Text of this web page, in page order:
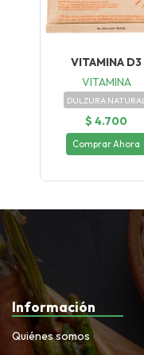
VITAMINA D3
VITAMINA
DULZURA NATURAL
$ 4.700
Comprar Ahora
Información
Quiénes somos